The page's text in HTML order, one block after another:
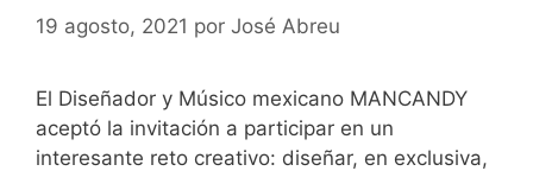
19 agosto, 2021 por José Abreu
El Diseñador y Músico mexicano MANCANDY
aceptó la invitación a participar en un
interesante reto creativo: diseñar, en exclusiva,